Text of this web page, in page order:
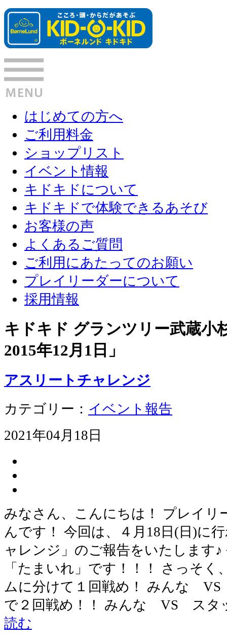
はじめての方へ
ご利用料金
ショップリスト
イベント情報
キドキドについて
キドキドで体験できるあそび
お客様の声
よくあるご質問
ご利用にあたってのお願い
プレイリーダーについて
採用情報
キドキド グランツリー武蔵
2015年12月1日 」
アスリートチャレンジ
カテゴリー： イベント報告
2021年04月18日
みなさん、こんにちは！ プレイリ
んです！ 今回は、４月18日(日)に
ャレンジ」のご報告をいたします
「たまいれ」です！！！ さっそ
ムに分けて１回戦め！ みんな
で２回戦め！！ みんな VS スタ
読む